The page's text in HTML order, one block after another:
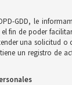
GDD, le
fin de poder
una solicitud
un registro de